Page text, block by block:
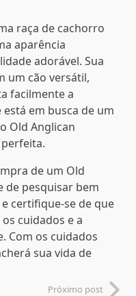
raça de cachorro
aparência
adorável. Sua
um cão versátil,
facilmente a
em busca de um
Old Anglican
de um Old
de pesquisar bem
certifique-se de que
cuidados e a
Com os cuidados
sua vida de
Próximo post